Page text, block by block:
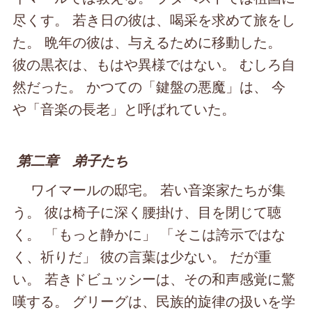
尽くす。 若き日の彼は、喝采を求めて旅をし
た。 晩年の彼は、与えるために移動した。
彼の黒衣は、もはや異様ではない。 むしろ自
然だった。 かつての「鍵盤の悪魔」は、 今
や「音楽の長老」と呼ばれていた。
第二章 弟子たち
ワイマールの邸宅。 若い音楽家たちが集
う。 彼は椅子に深く腰掛け、目を閉じて聴
く。 「もっと静かに」 「そこは誇示ではな
く、祈りだ」 彼の言葉は少ない。 だが重
い。 若きドビュッシーは、その和声感覚に驚
嘆する。 グリーグは、民族的旋律の扱いを学